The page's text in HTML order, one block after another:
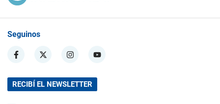
Seguinos
RECIBÍ EL NEWSLETTER